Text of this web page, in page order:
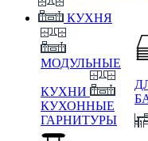
КУХНЯ
МОДУЛЬНЫЕ
КУХНИ
КУХОННЫЕ
ГАРНИТУРЫ